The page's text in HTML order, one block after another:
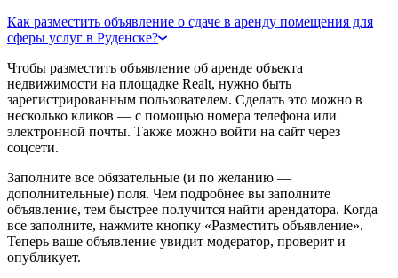
Как разместить объявление о сдаче в аренду помещения для
сферы услуг в Руденске?
Чтобы разместить объявление об аренде объекта
недвижимости на площадке Realt, нужно быть
зарегистрированным пользователем. Сделать это можно в
несколько кликов — с помощью номера телефона или
электронной почты. Также можно войти на сайт через
соцсети.
Заполните все обязательные (и по желанию —
дополнительные) поля. Чем подробнее вы заполните
объявление, тем быстрее получится найти арендатора. Когда
все заполните, нажмите кнопку «Разместить объявление».
Теперь ваше объявление увидит модератор, проверит и
опубликует.